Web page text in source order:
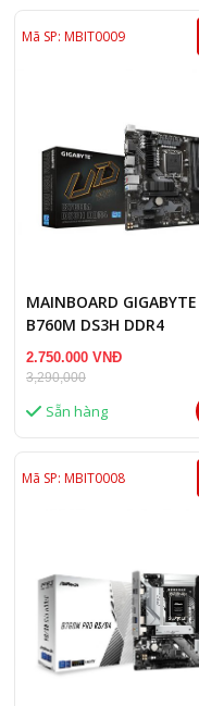
Mã SP: MBIT0009
MAINBOARD GIGABYTE
B760M DS3H DDR4
2.750.000 VNĐ
3,290,000
Sẵn hàng
Mã SP: MBIT0008